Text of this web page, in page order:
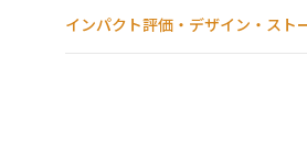
インパクト評価・デザイン・スト